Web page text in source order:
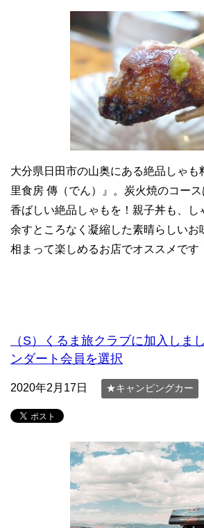
大分県日田市の山奥にある絶品しゃも
里食房 傳（でん）』。炭火焼のコー
香ばしい絶品しゃもを！親子丼も、し
余すところなく凝縮した素晴らしいお
相まって楽しめるお店でオススメです
（S）くるま旅クラブに加入しま
ンダート会員を選択
2020年2月17日 ★キャンピングカー